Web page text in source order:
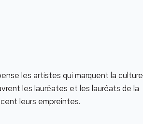
les artistes qui marquent la culture
les lauréates et les lauréats de la
leurs empreintes.